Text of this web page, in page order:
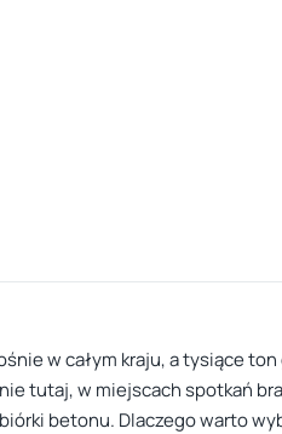
w całym kraju, a tysiące
tutaj, w miejscach spotkań
betonu. Dlaczego warto